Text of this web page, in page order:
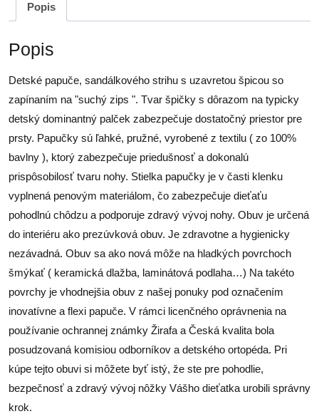
Popis
Popis
Detské papuče, sandálkového strihu s uzavretou špicou so
zapínaním na "suchý zips ". Tvar špičky s dôrazom na typicky
detský dominantný palček zabezpečuje dostatočný priestor pre
prsty. Papučky sú ľahké, pružné, vyrobené z textilu ( zo 100%
bavlny ), ktorý zabezpečuje priedušnosť a dokonalú
prispôsobilosť tvaru nohy. Stielka papučky je v časti klenku
vyplnená penovým materiálom, čo zabezpečuje dieťaťu
pohodlnú chôdzu a podporuje zdravý vývoj nohy. Obuv je určená
do interiéru ako prezúvková obuv. Je zdravotne a hygienicky
nezávadná. Obuv sa ako nová môže na hladkých povrchoch
šmýkať ( keramická dlažba, laminátová podlaha…) Na takéto
povrchy je vhodnejšia obuv z našej ponuky pod označením
inovatívne a flexi papuče. V rámci licenčného oprávnenia na
používanie ochrannej známky Žirafa a Česká kvalita bola
posudzovaná komisiou odborníkov a detského ortopéda. Pri
kúpe tejto obuvi si môžete byť istý, že ste pre pohodlie,
bezpečnosť a zdravý vývoj nôžky Vášho dieťatka urobili správny
krok.